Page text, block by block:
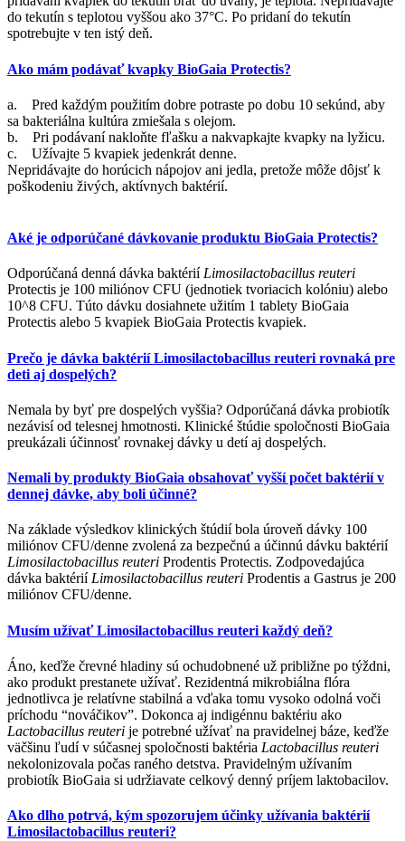
do tekutín s teplotou vyššou ako 37°C. Po pridaní do tekutín
spotrebujte v ten istý deň.
Ako mám podávať kvapky BioGaia Protectis?
a. Pred každým použitím dobre potraste po dobu 10 sekúnd, aby
sa bakteriálna kultúra zmiešala s olejom.
b. Pri podávaní nakloňte fľašku a nakvapkajte kvapky na lyžicu.
c. Užívajte 5 kvapiek jedenkrát denne.
Nepridávajte do horúcich nápojov ani jedla, pretože môže dôjsť k
poškodeniu živých, aktívnych baktérií.
Aké je odporúčané dávkovanie produktu BioGaia Protectis?
Odporúčaná denná dávka baktériíLimosilactobacillus reuteri
Protectis je 100 miliónov CFU (jednotiek tvoriacich kolóniu) alebo
10^8 CFU. Túto dávku dosiahnete užitím 1 tablety BioGaia
Protectis alebo 5 kvapiek BioGaia Protectis kvapiek.
Prečo je dávka baktérií Limosilactobacillus reuteri rovnaká pre
deti aj dospelých?
Nemala by byť pre dospelých vyššia? Odporúčaná dávka probiotík
nezávisí od telesnej hmotnosti. Klinické štúdie spoločnosti BioGaia
preukázali účinnosť rovnakej dávky u detí aj dospelých.
Nemali by produkty BioGaia obsahovať vyšší počet baktérií v
dennej dávke, aby boli účinné?
Na základe výsledkov klinických štúdií bola úroveň dávky 100
miliónov CFU/denne zvolená za bezpečnú a účinnú dávku baktérií
Limosilactobacillus reuteri Prodentis Protectis. Zodpovedajúca
dávka baktérií Limosilactobacillus reuteri Prodentis a Gastrus je 200
miliónov CFU/denne.
Musím užívať Limosilactobacillus reuteri každý deň?
Áno, keďže črevné hladiny sú ochudobnené už približne po týždni,
ako produkt prestanete užívať. Rezidentná mikrobiálna flóra
jednotlivca je relatívne stabilná a vďaka tomu vysoko odolná voči
príchodu “nováčikov”. Dokonca aj indigénnu baktériu ako
Lactobacillus reuteri je potrebné užívať na pravidelnej báze, keďže
väčšinu ľudí v súčasnej spoločnosti baktéria Lactobacillus reuteri
nekolonizovala počas raného detstva. Pravidelným užívaním
probiotík BioGaia si udržiavate celkový denný príjem laktobacilov.
Ako dlho potrvá, kým spozorujem účinky užívania baktérií
Limosilactobacillus reuteri?